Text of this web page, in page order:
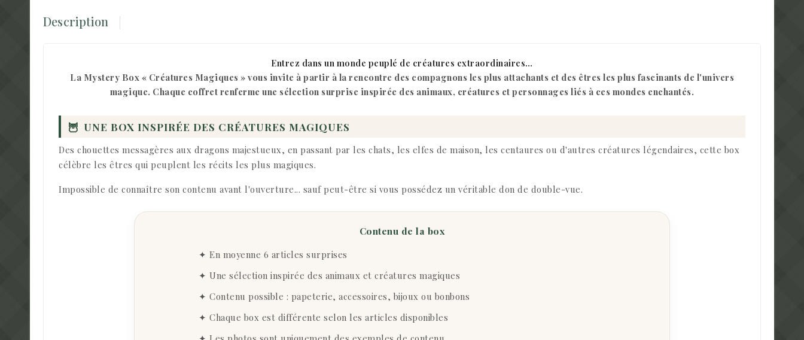
Description
Entrez dans un monde peuplé de créatures extraordinaires…
La Mystery Box « Créatures Magiques » vous invite à partir à la rencontre des compagnons les plus attachants et des êtres les plus fascinants de l'univers
magique. Chaque coffret renferme une sélection surprise inspirée des animaux, créatures et personnages liés à ces mondes enchantés.
🦉 UNE BOX INSPIRÉE DES CRÉATURES MAGIQUES
Des chouettes messagères aux dragons majestueux, en passant par les chats, les elfes de maison, les centaures ou d'autres créatures légendaires, cette box
célèbre les êtres qui peuplent les récits les plus magiques.
Impossible de connaître son contenu avant l'ouverture... sauf peut-être si vous possédez un véritable don de double-vue.
Contenu de la box
✦ En moyenne 6 articles surprises
✦ Une sélection inspirée des animaux et créatures magiques
✦ Contenu possible : papeterie, accessoires, bijoux ou bonbons
✦ Chaque box est différente selon les articles disponibles